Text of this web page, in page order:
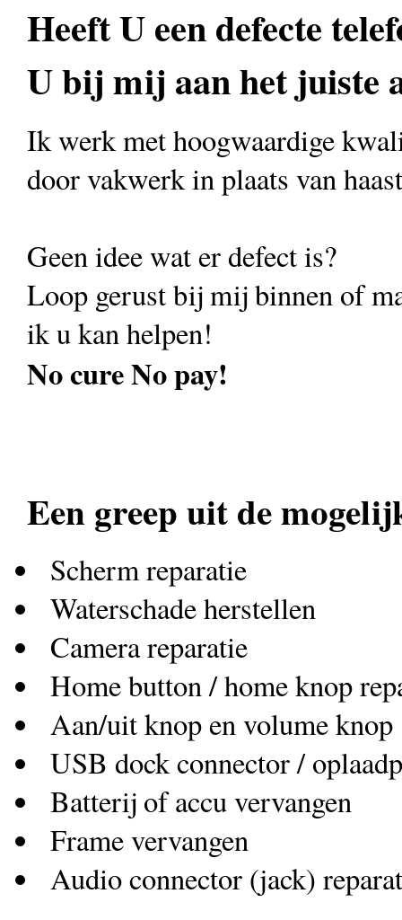
Heeft U een defecte
U bij mij aan het juiste
Ik werk met hoogwaardige
door vakwerk in plaats van
Geen idee wat er defect is?
Loop gerust bij mij binnen of
ik u kan helpen!
No cure No pay!
Een greep uit de
Scherm reparatie
Waterschade herstellen
Camera reparatie
Home button / home knop
Aan/uit knop en volume knop
USB dock connector /
Batterij of accu vervangen
Frame vervangen
Audio connector (jack)